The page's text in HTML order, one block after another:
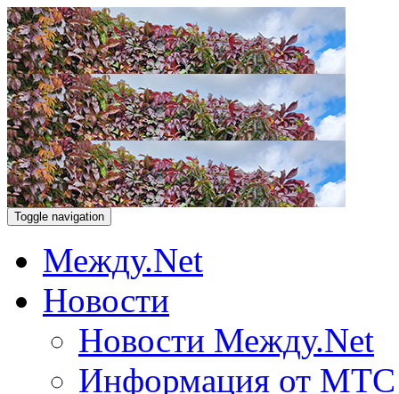
Toggle navigation
Между.Net
Новости
Новости Между.Net
Информация от МТС